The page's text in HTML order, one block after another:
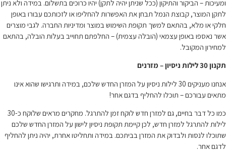
ומעיכות – הביקור והתיקון (ככל שניתן יהיה לתקן) יהיו כרוכים בתשלום. במידה ולא ניתן
לתקן המוצר, קבוצת הנמל תבחן את האפשרות להחליפו או לזכותכם עבורו באופן
חלקי או מלא, בהתאם למשך תקופת השימוש במוצר ומדיניות החברה. לגבי מוצרים
אשר נאספו באופן עצמאי (הובלה עצמית) – החלפתם תחוייב בעלות הובלה, בהתאם
למחירון המקובל.
תקנון 30 לילות ניסיון – מזרנים
אנחנו מעניקים 30 לילות ניסיון על המזרן החדש שלכם, במידה ותרגישו שהוא אינו
מתאים עבורכם – תוכלו להחליף בדגם אחר!
כמו כל דבר בחיים, גם למזרן חדש לוקח זמן להתרגל. מחקרים מראים שלוקח כ-30
לילות להתרגל למזרן חדש, לכן קיימת תקופת ניסיון לישון על המזרן החדש שלכם
שתוכלו לנסות ולבדוק את המזרן בביתכם. במידה ותחליטו אחרת, יהיה ניתן להחליף
לדגם אחר.